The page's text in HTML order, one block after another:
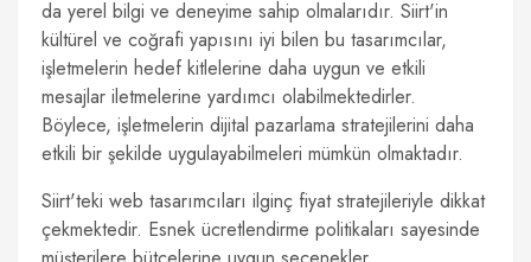
da yerel bilgi ve deneyime sahip olmalarıdır. Siirt'in
kültürel ve coğrafi yapısını iyi bilen bu tasarımcılar,
işletmelerin hedef kitlelerine daha uygun ve etkili
mesajlar iletmelerine yardımcı olabilmektedirler.
Böylece, işletmelerin dijital pazarlama stratejilerini daha
etkili bir şekilde uygulayabilmeleri mümkün olmaktadır.
Siirt'teki web tasarımcıları ilginç fiyat stratejileriyle dikkat
çekmektedir. Esnek ücretlendirme politikaları sayesinde